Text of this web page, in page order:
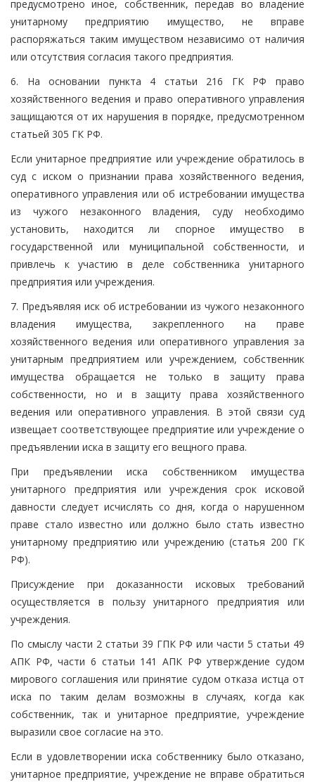
предусмотрено иное, собственник, передав во владение
унитарному предприятию имущество, не вправе
распоряжаться таким имуществом независимо от наличия
или отсутствия согласия такого предприятия.
6. На основании пункта 4 статьи 216 ГК РФ право
хозяйственного ведения и право оперативного управления
защищаются от их нарушения в порядке, предусмотренном
статьей 305 ГК РФ.
Если унитарное предприятие или учреждение обратилось в
суд с иском о признании права хозяйственного ведения,
оперативного управления или об истребовании имущества
из чужого незаконного владения, суду необходимо
установить, находится ли спорное имущество в
государственной или муниципальной собственности, и
привлечь к участию в деле собственника унитарного
предприятия или учреждения.
7. Предъявляя иск об истребовании из чужого незаконного
владения имущества, закрепленного на праве
хозяйственного ведения или оперативного управления за
унитарным предприятием или учреждением, собственник
имущества обращается не только в защиту права
собственности, но и в защиту права хозяйственного
ведения или оперативного управления. В этой связи суд
извещает соответствующее предприятие или учреждение о
предъявлении иска в защиту его вещного права.
При предъявлении иска собственником имущества
унитарного предприятия или учреждения срок исковой
давности следует исчислять со дня, когда о нарушенном
праве стало известно или должно было стать известно
унитарному предприятию или учреждению (статья 200 ГК
РФ).
Присуждение при доказанности исковых требований
осуществляется в пользу унитарного предприятия или
учреждения.
По смыслу части 2 статьи 39 ГПК РФ или части 5 статьи 49
АПК РФ, части 6 статьи 141 АПК РФ утверждение судом
мирового соглашения или принятие судом отказа истца от
иска по таким делам возможны в случаях, когда как
собственник, так и унитарное предприятие, учреждение
выразили свое согласие на это.
Если в удовлетворении иска собственнику было отказано,
унитарное предприятие, учреждение не вправе обратиться